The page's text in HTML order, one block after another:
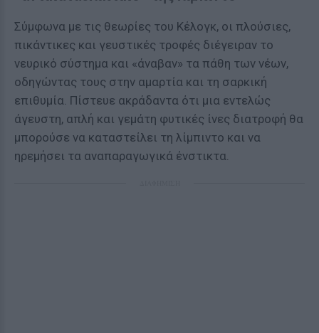
Σύμφωνα με τις θεωρίες του Κέλογκ, οι πλούσιες,
πικάντικες και γευστικές τροφές διέγειραν το
νευρικό σύστημα και «άναβαν» τα πάθη των νέων,
οδηγώντας τους στην αμαρτία και τη σαρκική
επιθυμία. Πίστευε ακράδαντα ότι μια εντελώς
άγευστη, απλή και γεμάτη φυτικές ίνες διατροφή θα
μπορούσε να καταστείλει τη λίμπιντο και να
ηρεμήσει τα αναπαραγωγικά ένστικτα.